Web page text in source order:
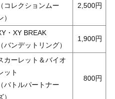
（コレクションムー
）
2,500
・XY BREAK
（バンデットリング）
1,900
カーレット＆バイオ
ット
（バトルパートナー
）
800